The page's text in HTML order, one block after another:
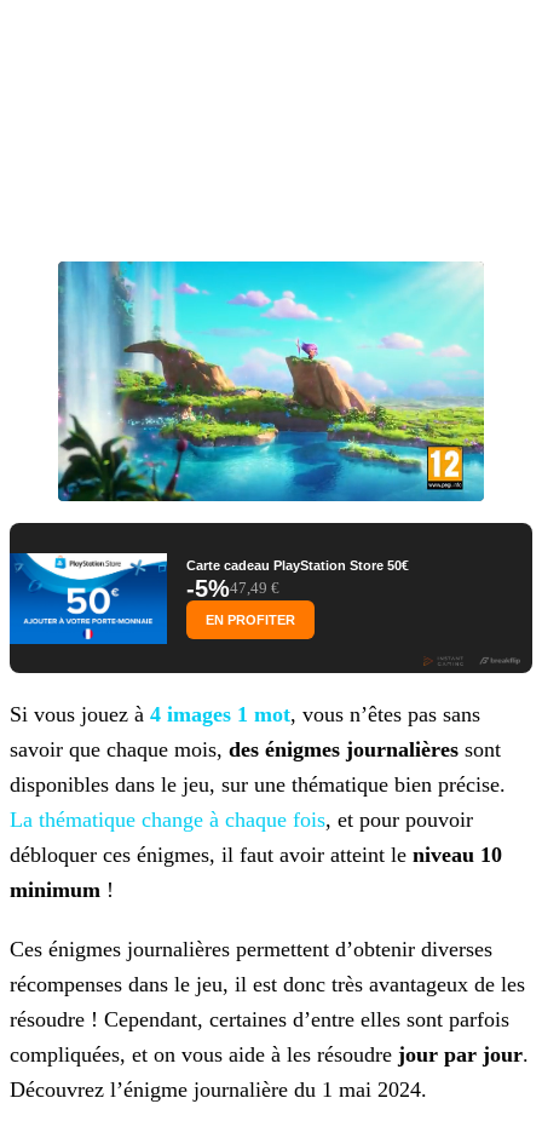
Carte cadeau PlayStation Store 50€
-5%47,49 €
EN PROFITER
Si vous jouez à 4 images 1 mot, vous n’êtes pas sans
savoir que chaque mois, des énigmes journalières sont
disponibles dans le jeu, sur une thématique bien précise.
La thématique change à chaque fois, et pour pouvoir
débloquer ces énigmes, il faut avoir atteint le niveau 10
minimum !
Ces énigmes journalières permettent d’obtenir diverses
récompenses dans le jeu, il est donc très avantageux de les
résoudre ! Cependant, certaines d’entre elles sont parfois
compliquées, et on vous aide à les résoudre jour par jour.
Découvrez l’énigme journalière du 1 mai 2024.